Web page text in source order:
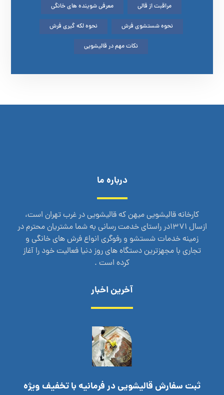
مراقبت از قالی معرفی شوینده های خانگی
نحوه شستشوی فرش نحوه لکه گیری فرش
نکات مهم در قالیشویی
درباره ما
کارخانه قالیشویی میهن که قالیشویی در غرب تهران است،
ازسال 1371در راستای خدمت رسانی به شما مشتریان محترم در
زمینه خدمات شستشو و رفوگری انواع فرش های خانگی و
تجاری با مجهزترین دستگاه های روز دنیا فعالیت خود را آغاز
کرده است .
آخرین اخبار
ثبت سفارش قالیشویی در فرمانیه با تخفیف ویژه